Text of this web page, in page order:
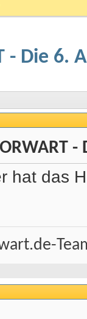
- Die 6.
-
hat das